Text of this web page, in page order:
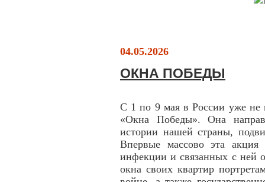
04.05.2026
ОКНА ПОБЕДЫ
С 1 по 9 мая в России уже не
«Окна Победы». Она
истории нашей страны,
Впервые массово эта
инфекции и связанных с ней
окна своих квартир